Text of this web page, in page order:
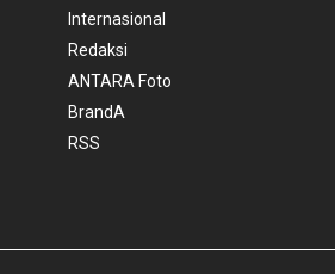
Internasional
Redaksi
ANTARA Foto
BrandA
RSS